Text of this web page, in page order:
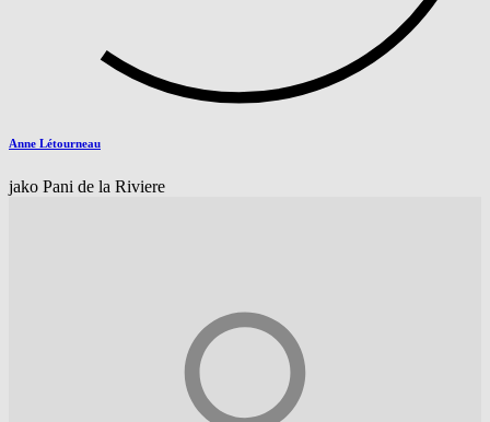
Anne Létourneau
jako Pani de la Riviere